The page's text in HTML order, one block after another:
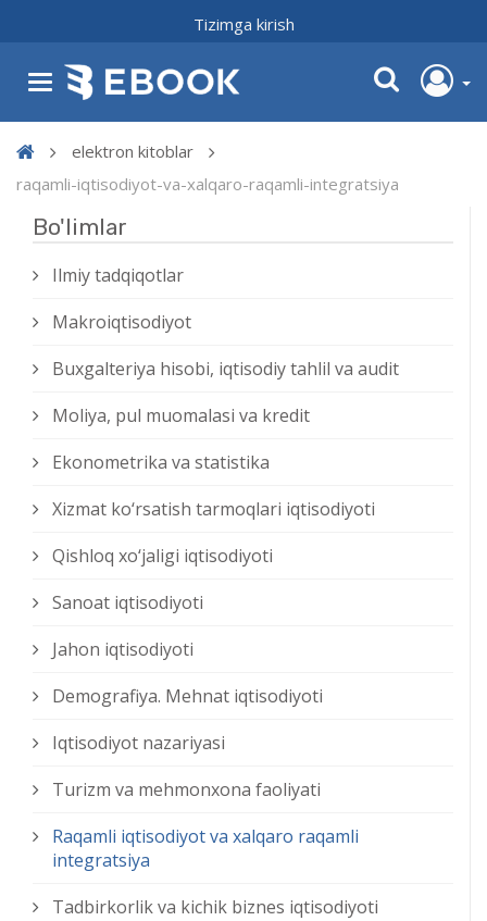
Tizimga kirish
elektron kitoblar
raqamli-iqtisodiyot-va-xalqaro-raqamli-integratsiya
Bo'limlar
Ilmiy tadqiqotlar
Makroiqtisodiyot
Buxgalteriya hisobi, iqtisodiy tahlil va audit
Moliya, pul muomalasi va kredit
Ekonometrika va statistika
Xizmat kо‘rsatish tarmoqlari iqtisodiyoti
Qishloq xо‘jaligi iqtisodiyoti
Sanoat iqtisodiyoti
Jahon iqtisodiyoti
Demografiya. Mehnat iqtisodiyoti
Iqtisodiyot nazariyasi
Turizm va mehmonxona faoliyati
Raqamli iqtisodiyot va xalqaro raqamli
integratsiya
Tadbirkorlik va kichik biznes iqtisodiyoti